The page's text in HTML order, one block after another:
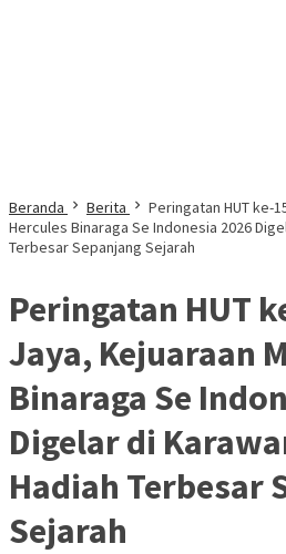
Beranda Berita
Peringatan HUT ke-
Hercules Binaraga Se Indonesia 2026
Terbesar Sepanjang Sejarah
Peringatan HUT
Jaya, Kejuaraan
Binaraga Se
Digelar di
Hadiah Terbesar
Sejarah